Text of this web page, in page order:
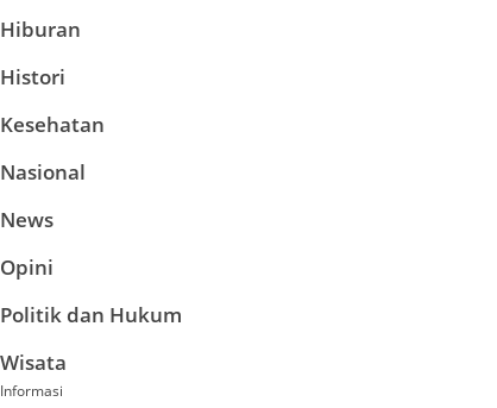
Hiburan
Histori
Kesehatan
Nasional
News
Opini
Politik dan Hukum
Wisata
Informasi